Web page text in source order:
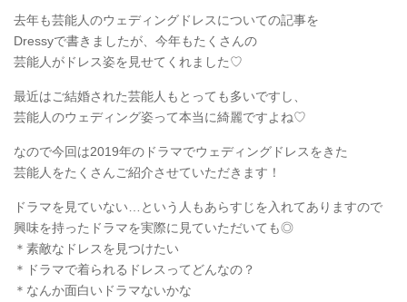
去年も芸能人のウェディングドレスについての記事を
Dressyで書きましたが、今年もたくさんの
芸能人がドレス姿を見せてくれました♡
最近はご結婚された芸能人もとっても多いですし、
芸能人のウェディング姿って本当に綺麗ですよね♡
なので今回は2019年のドラマでウェディングドレスをきた
芸能人をたくさんご紹介させていただきます！
ドラマを見ていない…という人もあらすじを入れてありますので
興味を持ったドラマを実際に見ていただいても◎
＊素敵なドレスを見つけたい
＊ドラマで着られるドレスってどんなの？
＊なんか面白いドラマないかな